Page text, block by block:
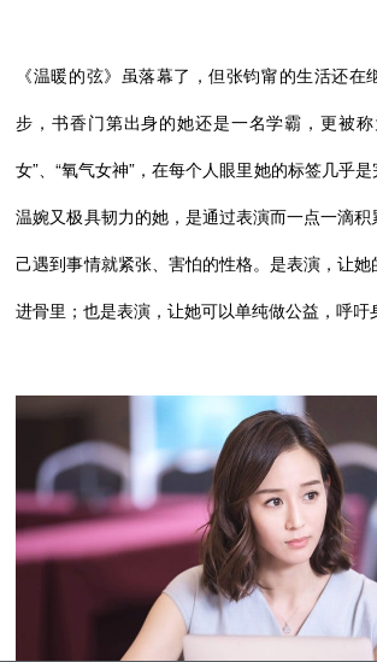
《温暖的弦》虽落幕了，但张钧甯的生活还在
步，书香门第出身的她还是一名学霸，更被
女”、“氧气女神”，在每个人眼里她的标签几乎
温婉又极具韧力的她，是通过表演而一点一滴
己遇到事情就紧张、害怕的性格。是表演，让
进骨里；也是表演，让她可以单纯做公益，呼吁